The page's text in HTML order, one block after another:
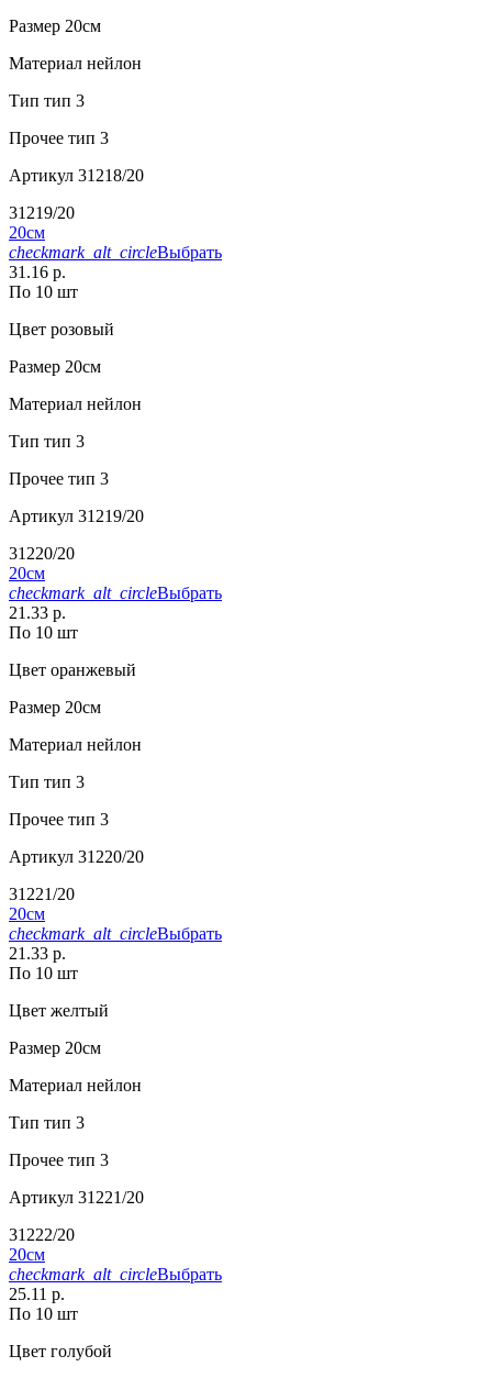
Размер 20см
Материал нейлон
Тип тип 3
Прочее тип 3
Артикул 31218/20
31219/20
20см
checkmark_alt_circleВыбрать
31.16 р.
По 10 шт
Цвет розовый
Размер 20см
Материал нейлон
Тип тип 3
Прочее тип 3
Артикул 31219/20
31220/20
20см
checkmark_alt_circleВыбрать
21.33 р.
По 10 шт
Цвет оранжевый
Размер 20см
Материал нейлон
Тип тип 3
Прочее тип 3
Артикул 31220/20
31221/20
20см
checkmark_alt_circleВыбрать
21.33 р.
По 10 шт
Цвет желтый
Размер 20см
Материал нейлон
Тип тип 3
Прочее тип 3
Артикул 31221/20
31222/20
20см
checkmark_alt_circleВыбрать
25.11 р.
По 10 шт
Цвет голубой